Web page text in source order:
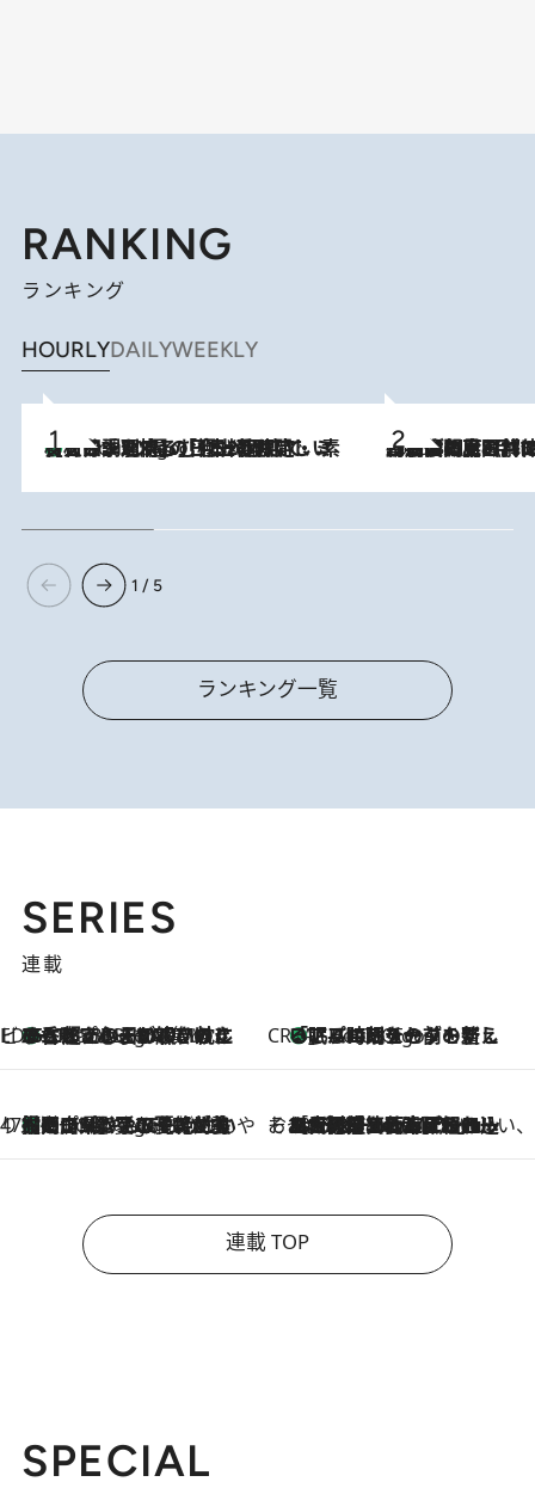
RANKING
ランキング
HOURLYDAILYWEEKLY
2 Hours Ago
【大分・別府】「今一番おいしい食材を調理する」1日2組限定・ミシュラン2ツ星の日本料理店で、素材と四季を愉しむ極上の時間 2026.8.8
「最後に見られてよかった」上野動物園の東園パンダ舎が解体前に特別公開。8月16日まで延長されたパネル展と共に辿る“半世紀”のパンダ飼育《解体工事の図面あり》
1 / 5
ランキング一覧
SERIES
連載
ビューティいいもの集め EDITORS' BEST
2 Hours Ago
35℃超えの日の夜、枕にひと吹き！ BAUMのルームスプレーが、ひのきの香りで心まで解きほぐす CREA'S CHOICE
2 Hours Ago
「眠る時刻をセットする」——眠りの前を整える、バルミューダの新しいアプローチ
47都道府県の手みやげ ひんやりスイーツで夏を満喫
2 Hours Ago
【岡山県】この夏絶対食べたい 冷やしておいしいおやつ3選 フルーツが主役のプリンやアイスが勢揃い そおだよおこの関西おいしい、おやつ紀行
2026.8.9
［大阪府箕面市］一皿一皿目の前で仕上げられる、料理を巧みに組み込んだアシェットデセールコース「ミチル アシェット デセール（Michiru assiette dessert）」
連載 TOP
SPECIAL